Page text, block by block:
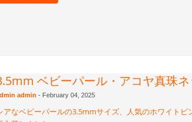
ベビーパール・アコヤ真珠
admin- February 04, 2025
アなベビーパールの3.5mmサイズ、人気のホワイト